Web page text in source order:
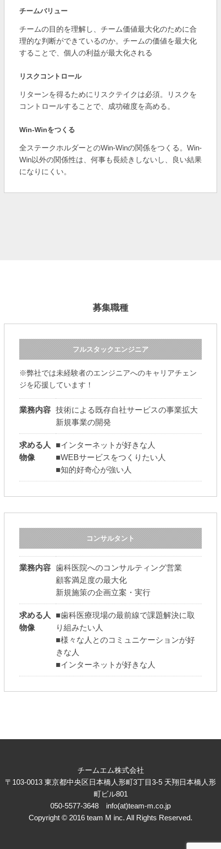
チームバリュー
チームの目的を理解し、チーム価値最大化のために合
理的な判断ができているのか。チームの価値を最大化
することで、個人の利益が最大化される
リスクコントロール
リターンを得るためにリスクテイクは必須。リスクを
コントロールすることで、成功確度を高める。
Win-Winをつくる
全ステークホルダーとのWin-Winの関係をつくる。Win-
Win以外の関係性は、何事も長続きしないし、良い結果
になりにくい。
募集職種
フルスタックエンジニア
※弊社では未経験者のエンジニアへのキャリアチェン
ジを応援しています！
業務内容 技術による既存自社サービスの事業拡大
新規事業の開発
求める人
物像
■インターネットが好きな人
■WEBサービスをつくりたい人
■知的好奇心が強い人
コンサルタント
業務内容 歯科医院へのコンサルティング営業
顧客満足度の最大化
新規施策の企画立案・実行
求める人
物像
■歯科医療現場の最前線で課題解決に取
り組みたい人
■様々な人とのコミュニケーションが好
きな人
■インターネットが好きな人
チームエム株式会社
〒103-0013 東京都中央区日本橋人形町3丁目3-5 天翔日本橋人形
町ビル801
050-5577-3648 info(at)team-m.co.jp
Copyright © 2016 team M inc. All Rights Reserved.